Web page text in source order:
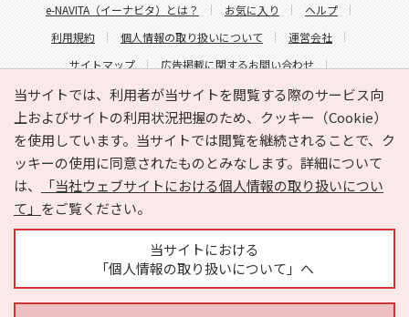
当サイトでは、利用者が当サイトを閲覧する際のサービス向
上およびサイトの利用状況把握のため、クッキー（Cookie）
を使用しています。当サイトでは閲覧を継続されることで、ク
ッキーの使用に同意されたものとみなします。詳細について
は、
「当社ウェブサイトにおける個人情報の取り扱いについ
て」 をご覧ください。
当サイトにおける
「個人情報の取り扱いについて」へ
e-NAVITA（イーナビタ）とは？ お気に入り
ヘルプ
利用規約
個人情報の取り扱いについて
運営会社
サイトマップ
広告掲載に関するお問い合わせ
サイトの内容に関するお問い合わせ
Copyright © HYOJITO.Co.,Ltd. All Rights Reserved.